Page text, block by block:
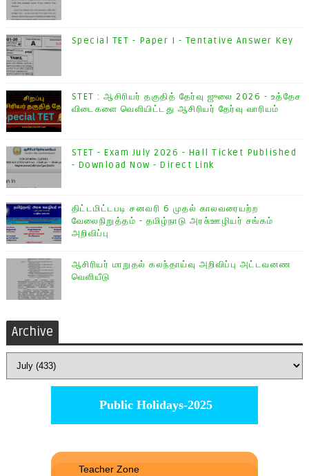
Special TET - Paper I - Tentative Answer Key
STET : ஆசிரியர் தகுதித் தேர்வு ஜுலை 2026 - உத்தேச
விடைகளை வெளியிட்டது ஆசிரியர் தேர்வு வாரியம்
STET - Exam July 2026 - Hall Ticket Published
- Download Now - Direct Link
திட்டமிட்டபடி சனவரி 6 முதல் காலவரையற்ற
வேலைநிறுத்தம் - தமிழ்நாடு அரசு்ஊழியர் சங்கம்
அறிவிப்பு
ஆசிரியர் மாறுதல் கலந்தாய்வு அறிவிப்பு அட்டவனண
வெளியீடு
Archive
Public Holidays-2025
Teacher Zone